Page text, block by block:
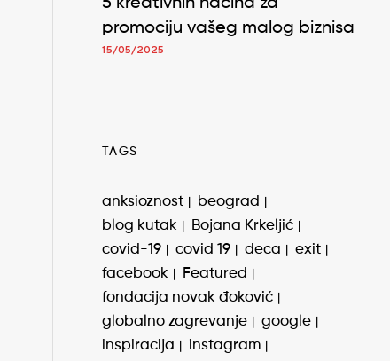
5 kreativnih načina za
promociju vašeg malog biznisa
15/05/2025
TAGS
anksioznost
beograd
blog kutak
Bojana Krkeljić
covid-19
covid 19 deca
exit
facebook
Featured
fondacija novak đoković
globalno zagrevanje
google
inspiracija
instagram